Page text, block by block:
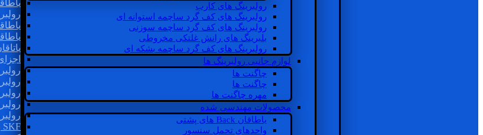
رولبرینگ های کارب
رولبرینگ های کف گرد ساچمه استوانه ای
رولبرینگ های کف گرد ساچمه سوزنی
بلبرینگ های رانش غلتکی مخروطی
رولبرینگ های کف گرد ساچمه بشکه ای
لوازم جانبی رولبرینگ ها
چاگنت ها
چاگنت ها
مهره چاگنت ها
محصولات مهندسی شده
یاطاقان Back های پشتی
واحدهای تحمل سنسور
SKF رولبرینگ